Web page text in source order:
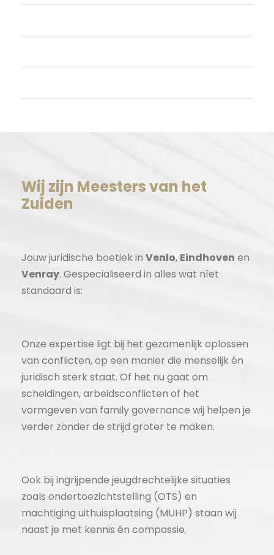
Wij zijn Meesters van het
Zuiden
Jouw juridische boetiek in Venlo, Eindhoven en
Venray. Gespecialiseerd in alles wat níet
standaard is:
Onze expertise ligt bij het gezamenlijk oplossen
van conflicten, op een manier die menselijk én
juridisch sterk staat. Of het nu gaat om
scheidingen, arbeidsconflicten of het
vormgeven van family governance wij helpen je
verder zonder de strijd groter te maken.
Ook bij ingrijpende jeugdrechtelijke situaties
zoals ondertoezichtstelling (OTS) en
machtiging uithuisplaatsing (MUHP) staan wij
naast je met kennis én compassie.